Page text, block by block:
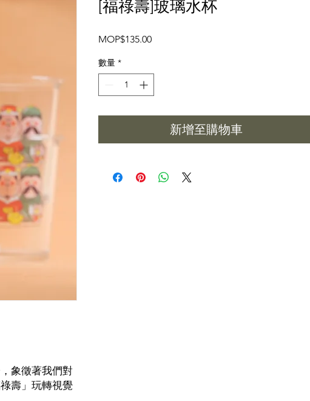
象徵著我們對
壽」玩轉視覺
[福祿壽]玻璃水杯
MOP$135.00價
數量 *
新增至購物車